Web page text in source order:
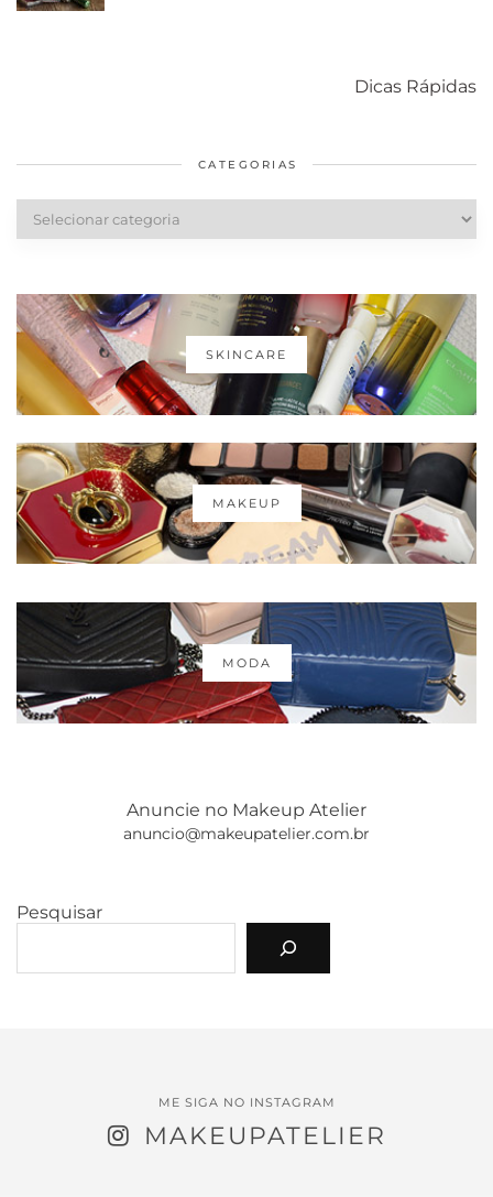
Dicas Rápidas
diários
cabelos
CATEGORIAS
SKINCARE
MAKEUP
MODA
Anuncie no Makeup Atelier
anuncio@makeupatelier.com.br
Pesquisar
ME SIGA NO INSTAGRAM
MAKEUPATELIER